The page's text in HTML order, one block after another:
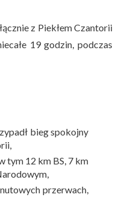
z Piekłem Czantorii
19 godzin, podczas
bieg spokojny
tym 12 km BS, 7 km
przerwach,